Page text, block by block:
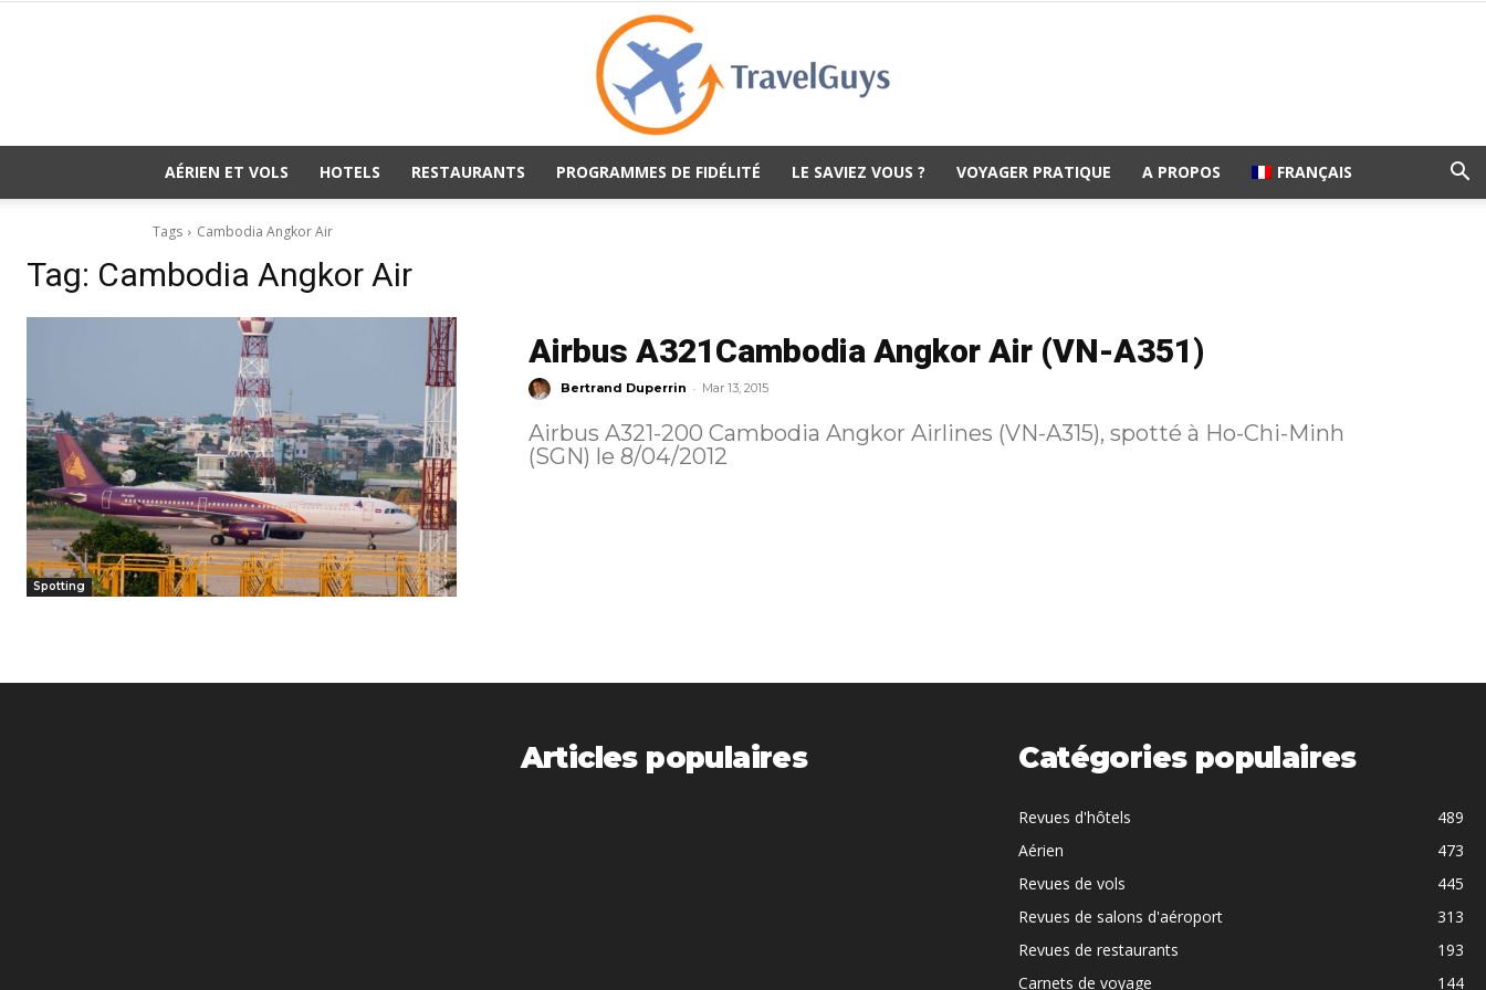
AÉRIEN ET VOLS HOTELS RESTAURANTS PROGRAMMES DE FIDÉLITÉ LE SAVIEZ VOUS ? VOYAGER PRATIQUE A PROPOS FRANÇAIS
Tags Cambodia Angkor Air
Tag: Cambodia Angkor Air
Spotting
Airbus A321Cambodia Angkor Air (VN-A351)
Bertrand Duperrin - Mar 13, 2015
Airbus A321-200 Cambodia Angkor Airlines (VN-A315), spotté à Ho-Chi-Minh
(SGN) le 8/04/2012
Articles populaires Catégories populaires
Revues d'hôtels
489
Aérien
473
Revues de vols
445
Revues de salons d'aéroport
313
Revues de restaurants
193
Carnets de voyage
144